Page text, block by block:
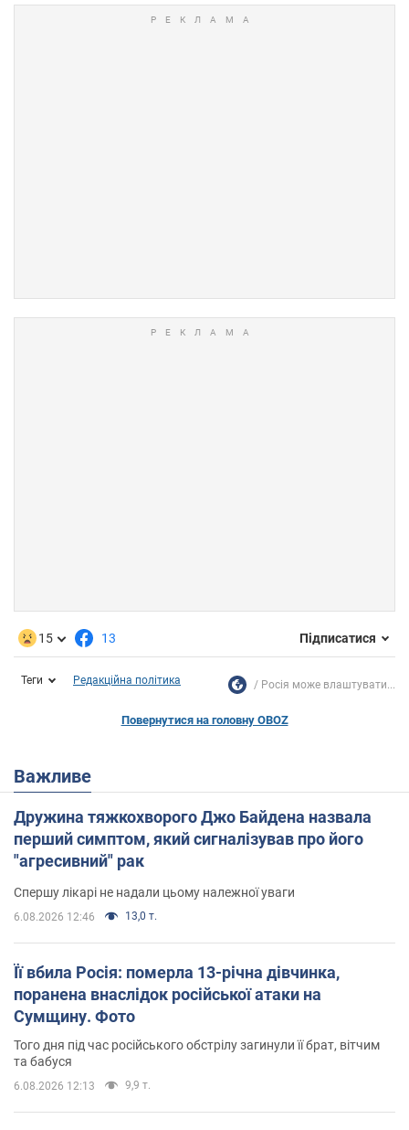
15 13 Підписатися
Теги Редакційна політика Росія може влаштувати...
Повернутися на головну OBOZ
Важливе
Дружина тяжкохворого Джо Байдена назвала
перший симптом, який сигналізував про його
"агресивний" рак
Спершу лікарі не надали цьому належної уваги
6.08.2026 12:46 13,0 т.
Її вбила Росія: померла 13-річна дівчинка,
поранена внаслідок російської атаки на
Сумщину. Фото
Того дня під час російського обстрілу загинули її брат, вітчим
та бабуся
6.08.2026 12:13 9,9 т.